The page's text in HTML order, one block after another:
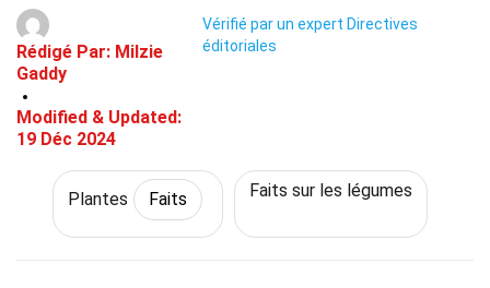
Rédigé Par: Milzie
Gaddy
Modified & Updated:
19 Déc 2024
Vérifié par un expert Directives
éditoriales
Plantes Faits Faits sur les légumes